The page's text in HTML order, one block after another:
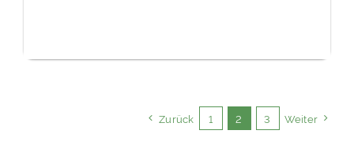
Zurück 1 2 3 Weiter